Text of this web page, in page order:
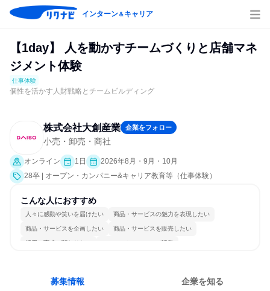
インターン＆キャリア
【1day】 人を動かすチームづくりと店舗マネ
ジメント体験
仕事体験
個性を活かす人財戦略とチームビルディング
株式会社大創産業 企業をフォロー
小売・卸売・商社
オンライン 1日
2026年8月・9月・10月
28卒 | オープン・カンパニー&キャリア教育等（仕事体験）
こんな人におすすめ
人々に感動や笑いを届けたい 商品・サービスの魅力を表現したい
商品・サービスを企画したい 商品・サービスを販売したい
採用・育成に関わりたい コミュニケーションが活発
募集情報 企業を知る